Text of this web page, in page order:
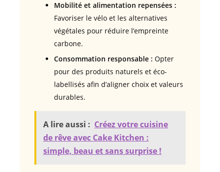
Mobilité et alimentation repensées :
Favoriser le vélo et les alternatives
végétales pour réduire l’empreinte
carbone.
Consommation responsable : Opter
pour des produits naturels et éco-
labellisés afin d’aligner choix et valeurs
durables.
A lire aussi : Créez votre cuisine
de rêve avec Cake Kitchen :
simple, beau et sans surprise !